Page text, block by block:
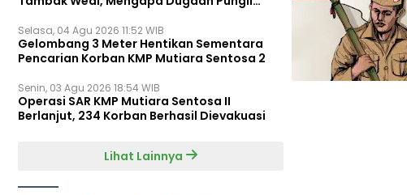
Selasa, 04 Agu 2026 11:52 WIB
Gelombang 3 Meter Hentikan Sementara
Pencarian Korban KMP Mutiara Sentosa 2
Senin, 03 Agu 2026 18:54 WIB
Operasi SAR KMP Mutiara Sentosa II
Berlanjut, 234 Korban Berhasil Dievakuasi
Lihat Lainnya